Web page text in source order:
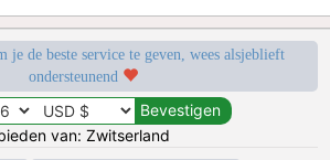
je de beste service te geven, wees alsjeblieft
ondersteunend
van: Zwitserland